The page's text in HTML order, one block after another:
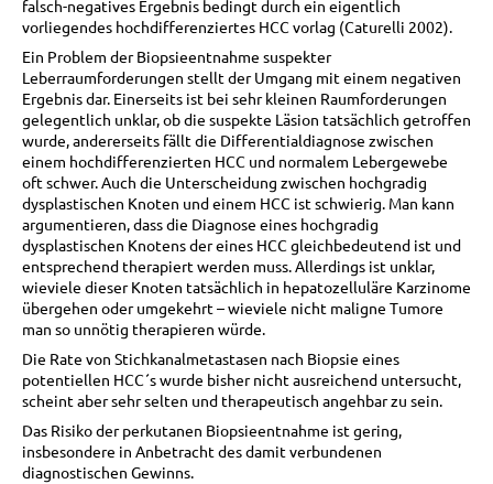
falsch-negatives Ergebnis bedingt durch ein eigentlich
vorliegendes hochdifferenziertes HCC vorlag (Caturelli 2002).
Ein Problem der Biopsieentnahme suspekter
Leberraumforderungen stellt der Umgang mit einem negativen
Ergebnis dar. Einerseits ist bei sehr kleinen Raumforderungen
gelegentlich unklar, ob die suspekte Läsion tatsächlich getroffen
wurde, andererseits fällt die Differentialdiagnose zwischen
einem hochdifferenzierten HCC und normalem Lebergewebe
oft schwer. Auch die Unterscheidung zwischen hochgradig
dysplastischen Knoten und einem HCC ist schwierig. Man kann
argumentieren, dass die Diagnose eines hochgradig
dysplastischen Knotens der eines HCC gleichbedeutend ist und
entsprechend therapiert werden muss. Allerdings ist unklar,
wieviele dieser Knoten tatsächlich in hepatozelluläre Karzinome
übergehen oder umgekehrt – wieviele nicht maligne Tumore
man so unnötig therapieren würde.
Die Rate von Stichkanalmetastasen nach Biopsie eines
potentiellen HCC´s wurde bisher nicht ausreichend untersucht,
scheint aber sehr selten und therapeutisch angehbar zu sein.
Das Risiko der perkutanen Biopsieentnahme ist gering,
insbesondere in Anbetracht des damit verbundenen
diagnostischen Gewinns.